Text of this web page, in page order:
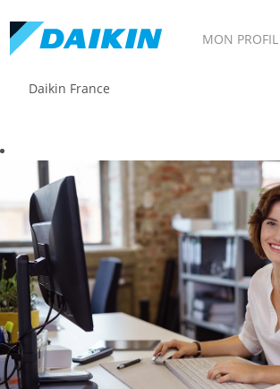
MON PROFIL
Daikin France